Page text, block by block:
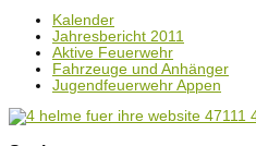
Kalender
Jahresbericht 2011
Aktive Feuerwehr
Fahrzeuge und Anhänger
Jugendfeuerwehr Appen